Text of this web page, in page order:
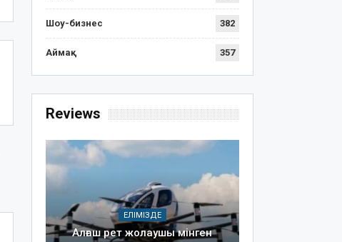
Шоу-бизнес 382
Аймақ 357
Reviews
ЕЛІМІЗДЕ
Алғаш рет жолаушы мінген